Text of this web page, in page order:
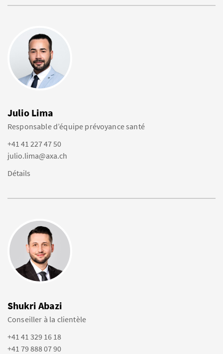
Julio Lima
Responsable d’équipe prévoyance santé
+41 41 227 47 50
julio.lima@axa.ch
Détails
Shukri Abazi
Conseiller à la clientèle
+41 41 329 16 18
+41 79 888 07 90